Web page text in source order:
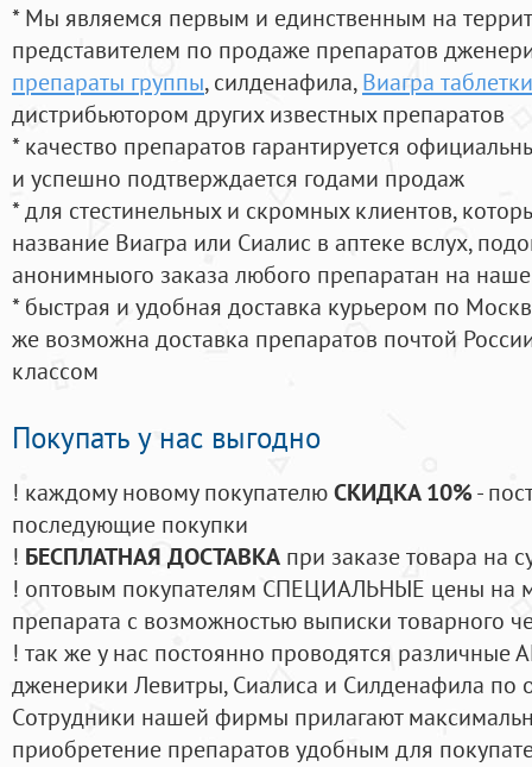
* Мы являемся первым и единственным на
представителем по продаже препаратов
препараты группы, силденафила, Виагра
дистрибьютором других известных препаратов
* качество препаратов гарантируется
и успешно подтверждается годами продаж
* для стестинельных и скромных клиентов,
название Виагра или Сиалис в аптеке вслух,
анонимныого заказа любого препаратан на
* быстрая и удобная доставка курьером по
же возможна доставка препаратов почтой
классом
Покупать у нас выгодно
! каждому новому покупателюСКИДКА 10%-
последующие покупки
! БЕСПЛАТНАЯ ДОСТАВКА при заказе товара на
! оптовым покупателям СПЕЦИАЛЬНЫЕ цены на
препарата с возможностью выписки товарного
! так же у нас постоянно проводятся
дженерики Левитры, Сиалиса и Силденафила по
Cотрудники нашей фирмы прилагают
приобретение препаратов удобным для